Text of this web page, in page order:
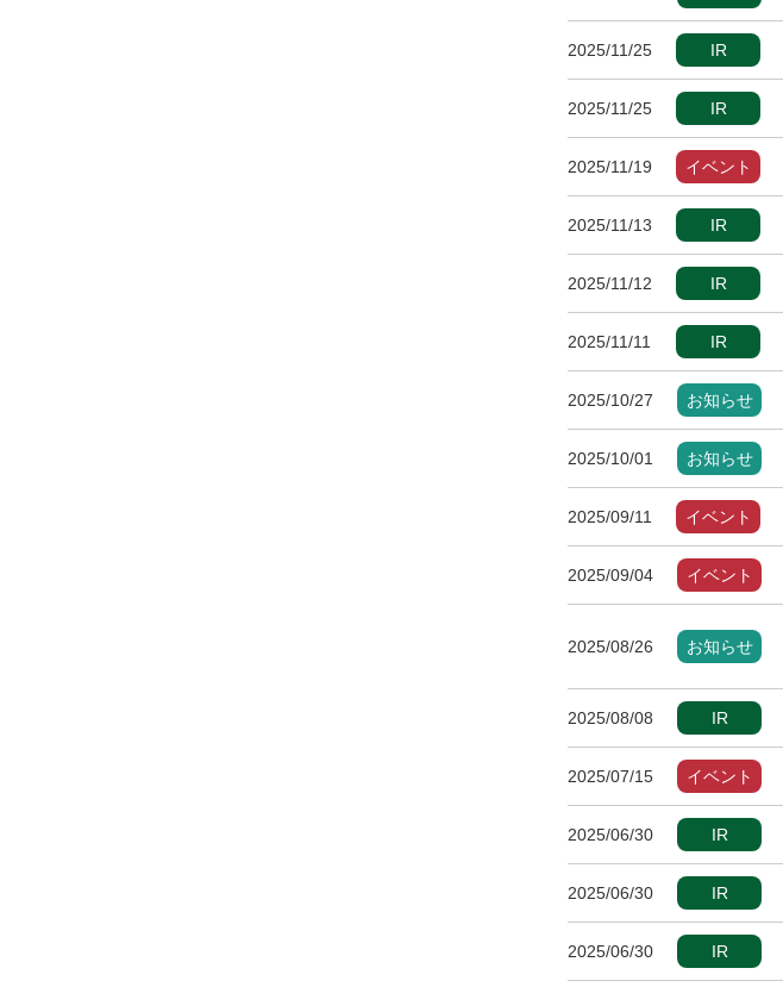
2025/11/25 IR
2025/11/25 IR
2025/11/19 イベント
2025/11/13 IR
2025/11/12 IR
2025/11/11 IR
2025/10/27 お知らせ
2025/10/01 お知らせ
2025/09/11 イベント
2025/09/04 イベント
2025/08/26 お知らせ
2025/08/08 IR
2025/07/15 イベント
2025/06/30 IR
2025/06/30 IR
2025/06/30 IR